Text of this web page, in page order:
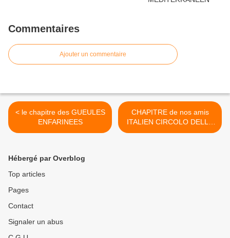
Commentaires
Ajouter un commentaire
< le chapitre des GUEULES
ENFARINEES
CHAPITRE de nos amis
ITALIEN CIRCOLO DELLA
ROVERE à SAVONNE >
Hébergé par Overblog
Top articles
Pages
Contact
Signaler un abus